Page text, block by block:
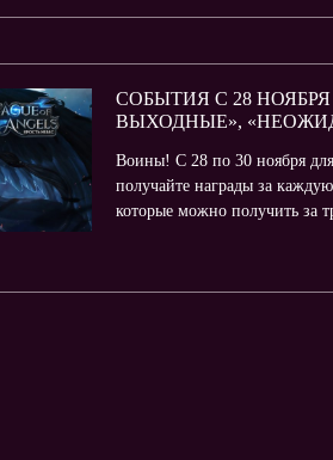
СОБЫТИЯ С 28 НОЯБРЯ
ВЫХОДНЫЕ»,
Воины! С 28 по 30 ноября
получайте награды за
которые можно получить за